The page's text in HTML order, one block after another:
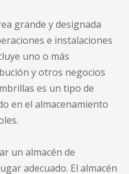
grande y designada
e instalaciones
uno o más
y otros negocios
es un tipo de
en el almacenamiento
un almacén de
adecuado. El almacén